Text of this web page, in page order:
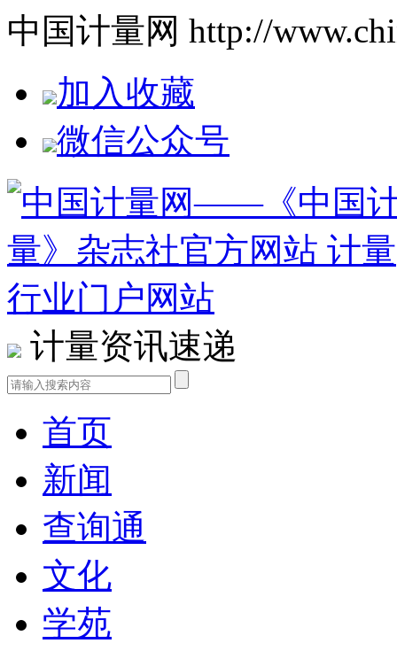
中国计量网 http://
加入收藏
微信公众号
计量资讯速递
首页
新闻
查询通
文化
学苑